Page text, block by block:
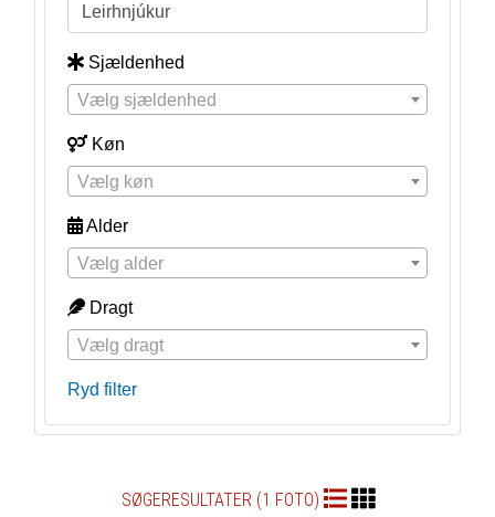
Sjældenhed
Vælg sjældenhed
Køn
Vælg køn
Alder
Vælg alder
Dragt
Vælg dragt
Ryd filter
SØGERESULTATER (1 FOTO)